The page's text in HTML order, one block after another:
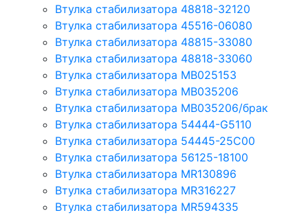
Втулка стабилизатора 48818-32120
Втулка стабилизатора 45516-06080
Втулка стабилизатора 48815-33080
Втулка стабилизатора 48818-33060
Втулка стабилизатора MB025153
Втулка стабилизатора MB035206
Втулка стабилизатора MB035206/брак
Втулка стабилизатора 54444-G5110
Втулка стабилизатора 54445-25C00
Втулка стабилизатора 56125-18100
Втулка стабилизатора MR130896
Втулка стабилизатора MR316227
Втулка стабилизатора MR594335